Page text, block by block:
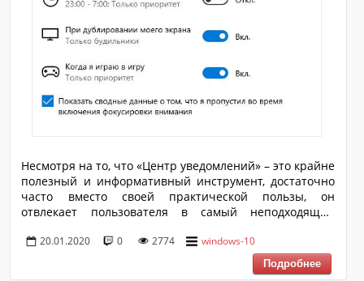
Несмотря на то, что «Центр уведомлений» – это крайне
полезный и информативный инструмент, достаточно
часто вместо своей практической пользы, он
отвлекает пользователя в самый неподходящий
процесс, создание медиафайлов и т.д. Именно для тех
пользователей, кто испытывает трудности в работе с
данным компонентом операционной системы, в
20.01.2020 0 2774 windows-10